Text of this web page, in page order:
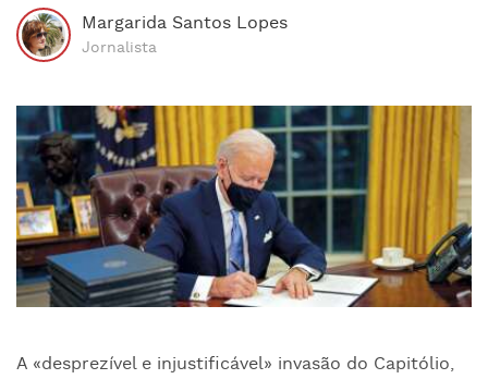
Margarida Santos Lopes
Jornalista
A «desprezível e injustificável» invasão do Capitólio,